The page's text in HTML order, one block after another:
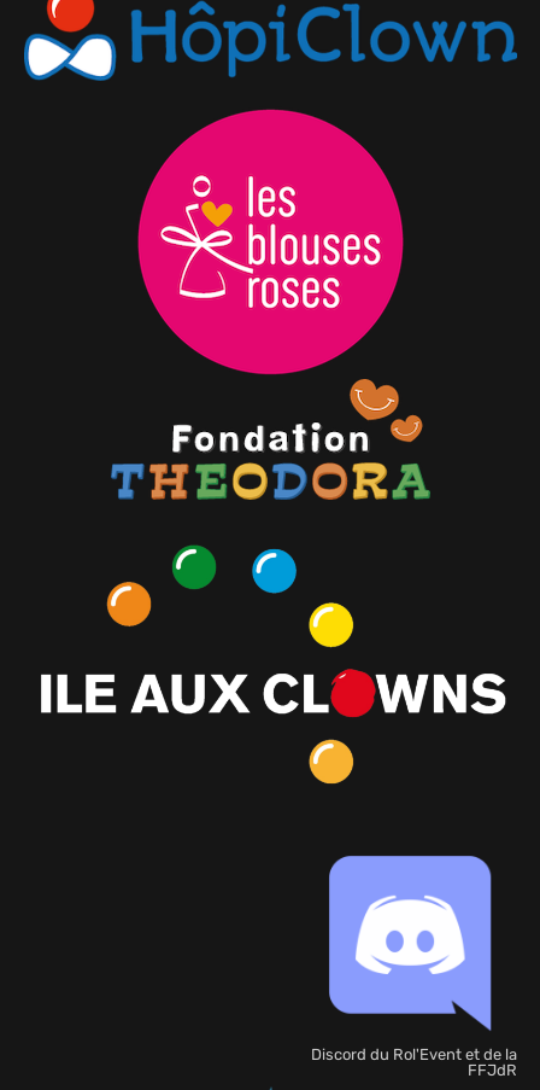
Discord du Rol'Event et de la
FFJdR